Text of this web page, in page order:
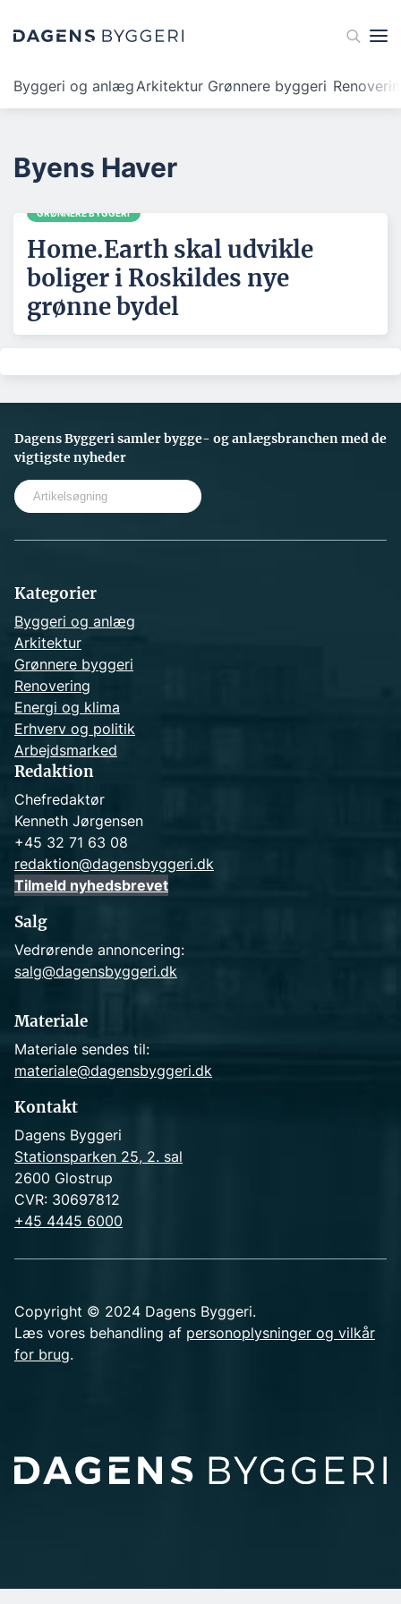
Byggeri og anlægArkitektur Grønnere byggeri
Byens Haver
GRØNNERE BYGGERI
Home.Earth skal udvikle
boliger i Roskildes nye
grønne bydel
Dagens Byggeri samler bygge- og anlægsbranchen med de
vigtigste nyheder
Kategorier
Byggeri og anlæg
Arkitektur
Grønnere byggeri
Renovering
Energi og klima
Erhverv og politik
Arbejdsmarked
Redaktion
Chefredaktør
Kenneth Jørgensen
+45 32 71 63 08
redaktion@dagensbyggeri.dk
Tilmeld nyhedsbrevet
Salg
Vedrørende annoncering:
salg@dagensbyggeri.dk
Materiale
Materiale sendes til:
materiale@dagensbyggeri.dk
Kontakt
Dagens Byggeri
Stationsparken 25, 2. sal
2600 Glostrup
CVR: 30697812
+45 4445 6000
Copyright © 2024 Dagens Byggeri.
Læs vores behandling af personoplysninger og vilkår
for brug.